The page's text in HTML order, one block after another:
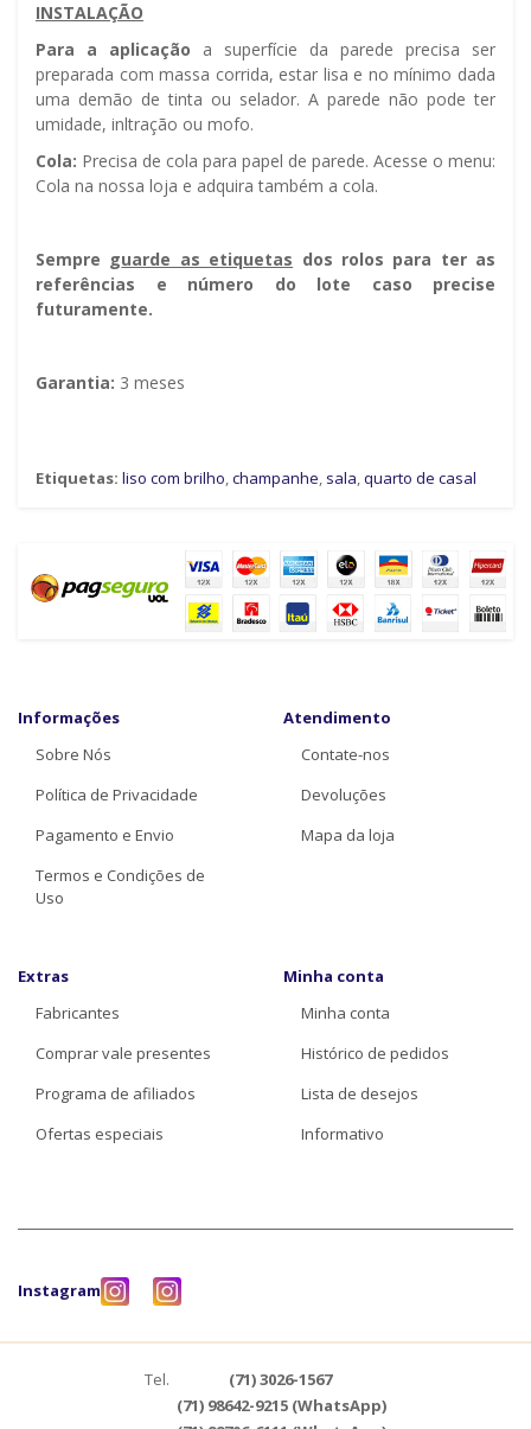
INSTALAÇÃO
Para a aplicação a superfície da parede precisa ser
preparada com massa corrida, estar lisa e no mínimo dada
uma demão de tinta ou selador. A parede não pode ter
umidade, infiltração ou mofo.
Cola: Precisa de cola para papel de parede. Acesse o menu:
Cola na nossa loja e adquira também a cola.
Sempre guarde as etiquetas dos rolos para ter as
referências e número do lote caso precise
futuramente.
Garantia: 3 meses
Etiquetas: liso com brilho,champanhe, sala,quarto de casal
Informações
Sobre Nós
Política de Privacidade
Pagamento e Envio
Termos e Condições de
Uso
Atendimento
Contate-nos
Devoluções
Mapa da loja
Extras
Fabricantes
Comprar vale presentes
Programa de afiliados
Ofertas especiais
Minha conta
Minha conta
Histórico de pedidos
Lista de desejos
Informativo
Instagram
Tel.
(71) 3026-1567
(71) 98642-9215 (WhatsApp)